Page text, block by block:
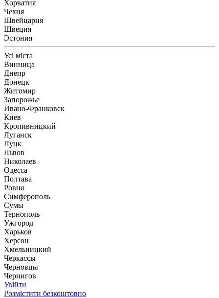
Хорватия
Чехия
Швейцария
Швеция
Эстония
Усі міста
Винница
Днепр
Донецк
Житомир
Запорожье
Ивано-Франковск
Киев
Кропивницкий
Луганск
Луцк
Львов
Николаев
Одесса
Полтава
Ровно
Симферополь
Сумы
Тернополь
Ужгород
Харьков
Херсон
Хмельницкий
Черкассы
Чернoвцы
Чернигов
Увійти
Розмістити безкоштовно